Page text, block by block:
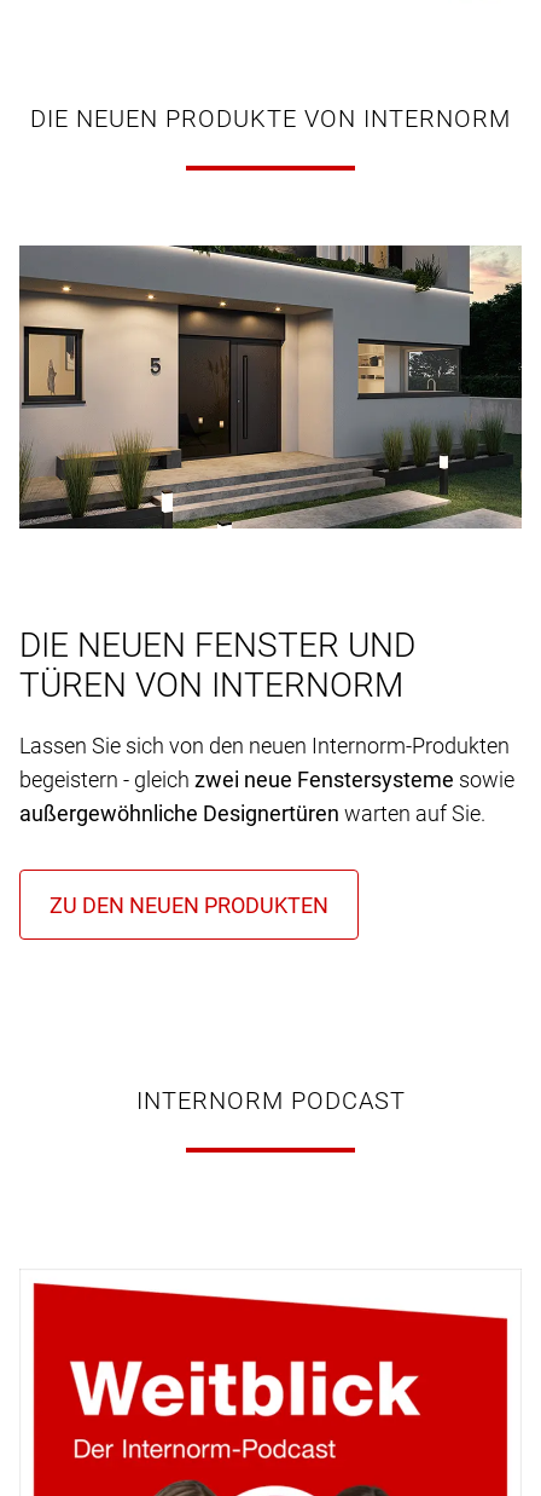
DIE NEUEN PRODUKTE VON INTERNORM
DIE NEUEN FENSTER UND
TÜREN VON INTERNORM
Lassen Sie sich von den neuen Internorm-Produkten
begeistern - gleich zwei neue Fenstersysteme sowie
außergewöhnliche Designertüren warten auf Sie.
INTERNORM PODCAST